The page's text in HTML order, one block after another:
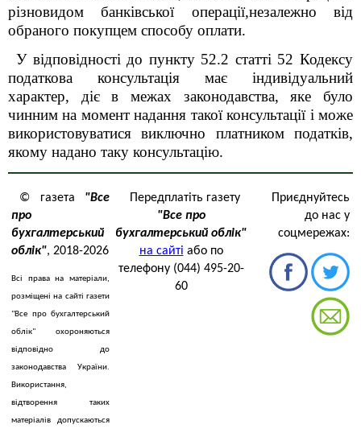
різновидом банківської операції,незалежно від
обраного покупцем способу оплати.
У відповідності до пункту 52.2 статті 52 Кодексу
податкова консультація має індивідуальний
характер, діє в межах законодавства, яке було
чинним на момент надання такої консультації і може
використовуватися виключно платником податків,
якому надано таку консультацію.
© газета "Все
про
бухгалтерський
облік", 2018-2026
Всі права на матеріали,
розміщені на сайті газети
"Все про бухгалтерський
облік" охороняються
відповідно до
законодавства України.
Використання,
відтворення таких
матеріалів допускаються
Передплатіть газету
"Все про
бухгалтерський облік"
на сайті або по
телефону (044) 495-20-
60
Приєднуйтесь
до нас у
соцмережах: